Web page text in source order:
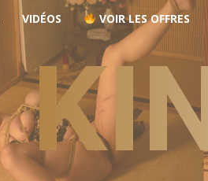
VIDÉOS VOIR LES OFFRES